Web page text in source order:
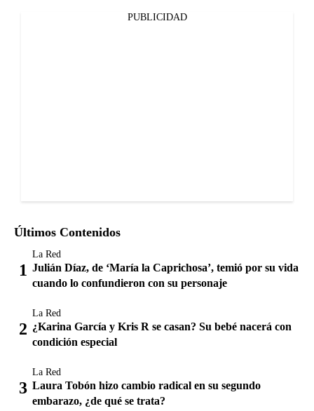
PUBLICIDAD
Últimos Contenidos
La Red
Julián Díaz, de ‘María la Caprichosa’, temió por su vida
cuando lo confundieron con su personaje
La Red
¿Karina García y Kris R se casan? Su bebé nacerá con
condición especial
La Red
Laura Tobón hizo cambio radical en su segundo
embarazo, ¿de qué se trata?